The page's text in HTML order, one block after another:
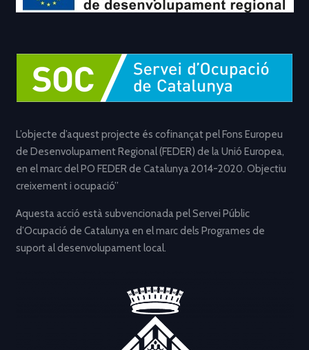
L’objecte d’aquest projecte és cofinançat pel Fons Europeu
de Desenvolupament Regional (FEDER) de la Unió Europea,
en el marc del PO FEDER de Catalunya 2014-2020. Objectiu
creixement i ocupació”
Aquesta acció està subvencionada pel Servei Públic
d’Ocupació de Catalunya en el marc dels Programes de
suport al desenvolupament local.